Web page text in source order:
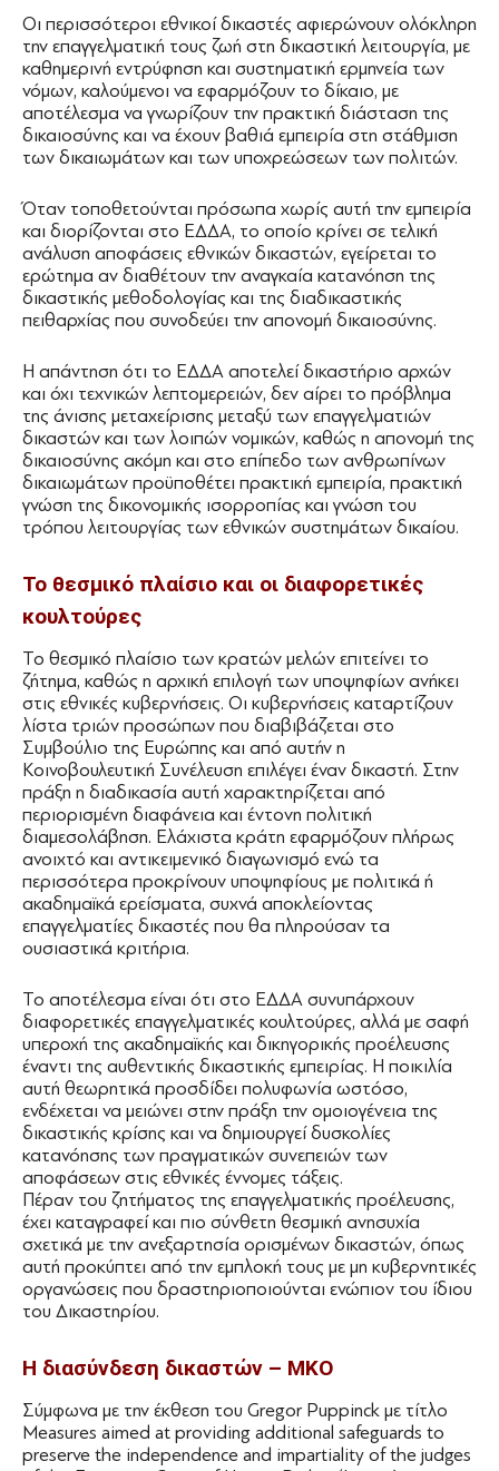
Οι περισσότεροι εθνικοί δικαστές αφιερώνουν ολόκληρη
την επαγγελματική τους ζωή στη δικαστική λειτουργία, με
καθημερινή εντρύφηση και συστηματική ερμηνεία των
νόμων, καλούμενοι να εφαρμόζουν το δίκαιο, με
αποτέλεσμα να γνωρίζουν την πρακτική διάσταση της
δικαιοσύνης και να έχουν βαθιά εμπειρία στη στάθμιση
των δικαιωμάτων και των υποχρεώσεων των πολιτών.
Όταν τοποθετούνται πρόσωπα χωρίς αυτή την εμπειρία
και διορίζονται στο ΕΔΔΑ, το οποίο κρίνει σε τελική
ανάλυση αποφάσεις εθνικών δικαστών, εγείρεται το
ερώτημα αν διαθέτουν την αναγκαία κατανόηση της
δικαστικής μεθοδολογίας και της διαδικαστικής
πειθαρχίας που συνοδεύει την απονομή δικαιοσύνης.
Η απάντηση ότι το ΕΔΔΑ αποτελεί δικαστήριο αρχών
και όχι τεχνικών λεπτομερειών, δεν αίρει το πρόβλημα
της άνισης μεταχείρισης μεταξύ των επαγγελματιών
δικαστών και των λοιπών νομικών, καθώς η απονομή της
δικαιοσύνης ακόμη και στο επίπεδο των ανθρωπίνων
δικαιωμάτων προϋποθέτει πρακτική εμπειρία, πρακτική
γνώση της δικονομικής ισορροπίας και γνώση του
τρόπου λειτουργίας των εθνικών συστημάτων δικαίου.
Το θεσμικό πλαίσιο και οι διαφορετικές
κουλτούρες
Το θεσμικό πλαίσιο των κρατών μελών επιτείνει το
ζήτημα, καθώς η αρχική επιλογή των υποψηφίων ανήκει
στις εθνικές κυβερνήσεις. Οι κυβερνήσεις καταρτίζουν
λίστα τριών προσώπων που διαβιβάζεται στο
Συμβούλιο της Ευρώπης και από αυτήν η
Κοινοβουλευτική Συνέλευση επιλέγει έναν δικαστή. Στην
πράξη η διαδικασία αυτή χαρακτηρίζεται από
περιορισμένη διαφάνεια και έντονη πολιτική
διαμεσολάβηση. Ελάχιστα κράτη εφαρμόζουν πλήρως
ανοιχτό και αντικειμενικό διαγωνισμό ενώ τα
περισσότερα προκρίνουν υποψηφίους με πολιτικά ή
ακαδημαϊκά ερείσματα, συχνά αποκλείοντας
επαγγελματίες δικαστές που θα πληρούσαν τα
ουσιαστικά κριτήρια.
Το αποτέλεσμα είναι ότι στο ΕΔΔΑ συνυπάρχουν
διαφορετικές επαγγελματικές κουλτούρες, αλλά με σαφή
υπεροχή της ακαδημαϊκής και δικηγορικής προέλευσης
έναντι της αυθεντικής δικαστικής εμπειρίας. Η ποικιλία
αυτή θεωρητικά προσδίδει πολυφωνία ωστόσο,
ενδέχεται να μειώνει στην πράξη την ομοιογένεια της
δικαστικής κρίσης και να δημιουργεί δυσκολίες
κατανόησης των πραγματικών συνεπειών των
αποφάσεων στις εθνικές έννομες τάξεις.
Πέραν του ζητήματος της επαγγελματικής προέλευσης,
έχει καταγραφεί και πιο σύνθετη θεσμική ανησυχία
σχετικά με την ανεξαρτησία ορισμένων δικαστών, όπως
αυτή προκύπτει από την εμπλοκή τους με μη κυβερνητικές
οργανώσεις που δραστηριοποιούνται ενώπιον του ίδιου
του Δικαστηρίου.
Η διασύνδεση δικαστών – ΜΚΟ
Σύμφωνα με την έκθεση του Gregor Puppinck με τίτλο
Measures aimed at providing additional safeguards to
preserve the independence and impartiality of the judges